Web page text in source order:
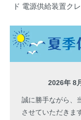
ド 電源供給装置ク
2026年 8
誠に勝手ながら、
させていただきま